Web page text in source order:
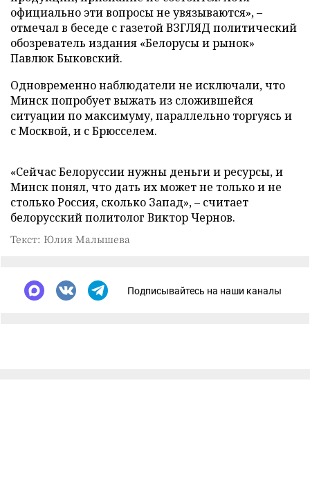
официально эти вопросы не увязываются», –
отмечал в беседе с газетой ВЗГЛЯД политический
обозреватель издания «Белорусы и рынок»
Павлюк Быковский.
Одновременно наблюдатели не исключали, что
Минск попробует выжать из сложившейся
ситуации по максимуму, параллельно торгуясь и
с Москвой, и с Брюсселем.
«Сейчас Белоруссии нужны деньги и ресурсы, и
Минск понял, что дать их может не только и не
столько Россия, сколько Запад», – считает
белорусский политолог Виктор Чернов.
Текст: Юлия Малышева
Подписывайтесь на наши каналы